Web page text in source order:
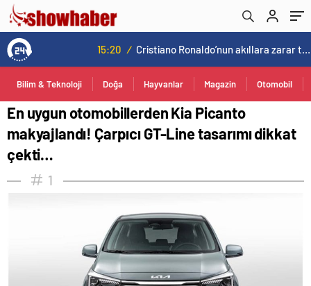
Cristiano Ronaldo’nun akıllara zarar tüm kariyerinin istatistiğini çıkardık !
Bilim & Teknoloji Doğa Hayvanlar Magazin Otomobil
En uygun otomobillerden Kia Picanto
makyajlandı! Çarpıcı GT-Line tasarımı dikkat
çekti…
1